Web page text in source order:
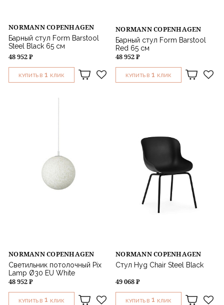
NORMANN COPENHAGEN
Барный стул Form Barstool
Steel Black 65 см
48 952 ₽
КУПИТЬ В 1 КЛИК
NORMANN COPENHAGEN
Барный стул Form Barstool
Red 65 см
48 952 ₽
КУПИТЬ В 1 КЛИК
NORMANN COPENHAGEN
Светильник потолочный Pix
Lamp Ø30 EU White
48 952 ₽
КУПИТЬ В 1 КЛИК
NORMANN COPENHAGEN
Стул Hyg Chair Steel Black
49 068 ₽
КУПИТЬ В 1 КЛИК